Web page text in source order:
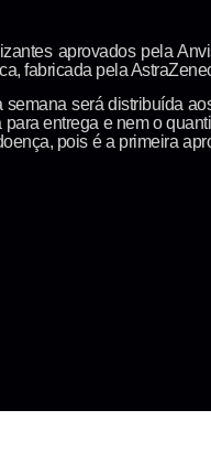
aprovados pela
fabricada pela
será distribuída
entrega e nem o
pois é a primeira